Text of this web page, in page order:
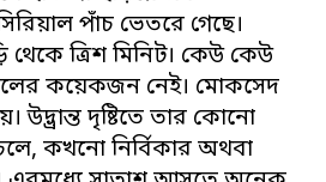
পাঁচ ভেতরে গেছে।
ত্রিশ মিনিট। কেউ কেউ
কয়েকজন নেই। মোকসেদ
উদ্ভ্রান্ত দৃষ্টিতে তার কোনো
কখনো নির্বিকার অথবা